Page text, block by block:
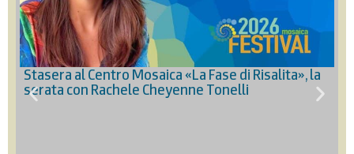
Stasera al Centro Mosaica «La Fase di Risalita», la
serata con Rachele Cheyenne Tonelli